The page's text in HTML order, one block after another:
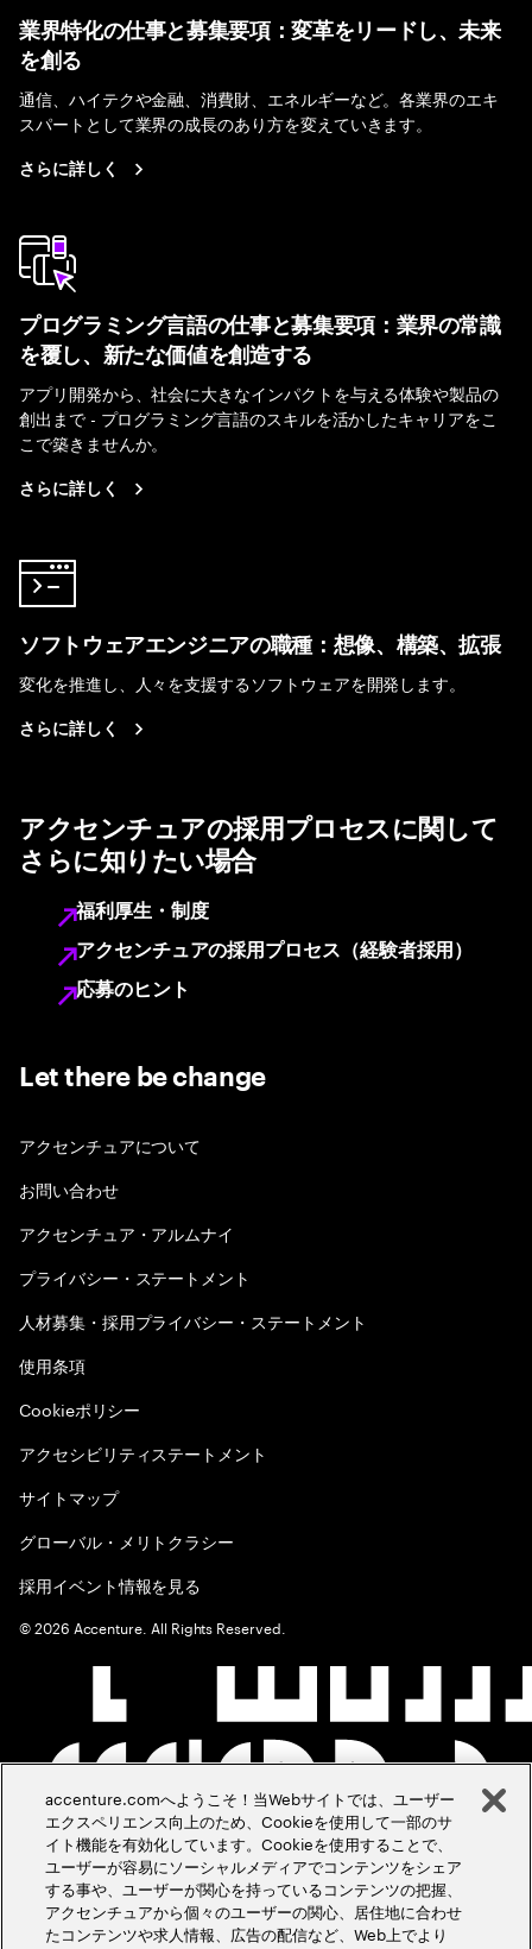
業界特化の仕事と募集要項：変革をリードし、未来
を創る
通信、ハイテクや金融、消費財、エネルギーなど。各業界のエキ
スパートとして業界の成長のあり方を変えていきます。
さらに詳しく
プログラミング言語の仕事と募集要項：業界の常識
を覆し、新たな価値を創造する
アプリ開発から、社会に大きなインパクトを与える体験や製品の
創出まで - プログラミング言語のスキルを活かしたキャリアをこ
こで築きませんか。
さらに詳しく
ソフトウェアエンジニアの職種：想像、構築、拡張
変化を推進し、人々を支援するソフトウェアを開発します。
さらに詳しく
アクセンチュアの採用プロセスに関して
さらに知りたい場合
福利厚生・制度
アクセンチュアの採用プロセス（経験者採用）
応募のヒント
Let there be change
アクセンチュアについて
お問い合わせ
アクセンチュア・アルムナイ
プライバシー・ステートメント
人材募集・採用プライバシー・ステートメント
使用条項
Cookieポリシー
アクセシビリティステートメント
サイトマップ
グローバル・メリトクラシー
採用イベント情報を見る
©2026 Accenture. All Rights Reserved.
accenture.comへようこそ！当Webサイトでは、ユーザー
エクスペリエンス向上のため、Cookieを使用して一部のサ
イト機能を有効化しています。Cookieを使用することで、
ユーザーが容易にソーシャルメディアでコンテンツをシェア
する事や、ユーザーが関心を持っているコンテンツの把握、
アクセンチュアから個々のユーザーの関心、居住地に合わせ
たコンテンツや求人情報、広告の配信など、Web上でより